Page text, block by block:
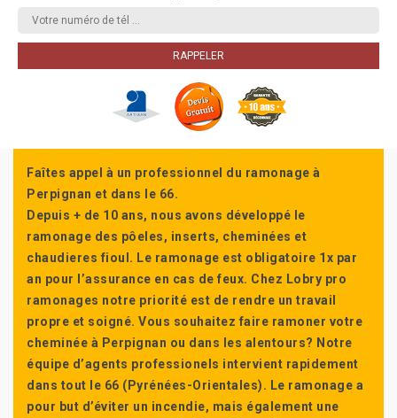
Faîtes appel à un professionnel du ramonage à
Perpignan et dans le 66.
Depuis + de 10 ans, nous avons développé le
ramonage des pôeles, inserts, cheminées et
chaudieres fioul. Le ramonage est obligatoire 1x par
an pour l’assurance en cas de feux. Chez Lobry pro
ramonages notre priorité est de rendre un travail
propre et soigné. Vous souhaitez faire ramoner votre
cheminée à Perpignan ou dans les alentours? Notre
équipe d’agents professionels intervient rapidement
dans tout le 66 (Pyrénées-Orientales). Le ramonage a
pour but d’éviter un incendie, mais également une